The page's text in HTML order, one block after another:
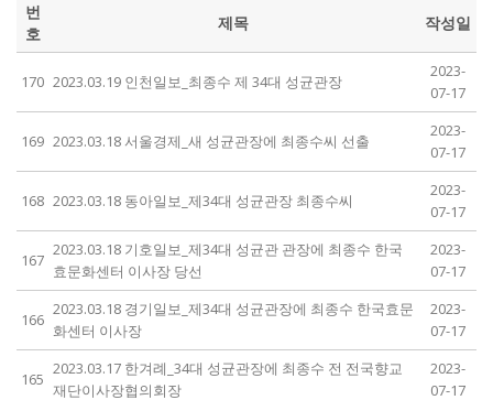
번
호
제목 작성일
170 2023.03.19 인천일보_최종수 제 34대 성균관장
2023-
07-17
169 2023.03.18 서울경제_새 성균관장에 최종수씨 선출
2023-
07-17
168 2023.03.18 동아일보_제34대 성균관장 최종수씨
2023-
07-17
167
2023.03.18 기호일보_제34대 성균관 관장에 최종수 한국
효문화센터 이사장 당선
2023-
07-17
166
2023.03.18 경기일보_제34대 성균관장에 최종수 한국효문
화센터 이사장
2023-
07-17
165
2023.03.17 한겨례_34대 성균관장에 최종수 전 전국향교
재단이사장협의회장
2023-
07-17